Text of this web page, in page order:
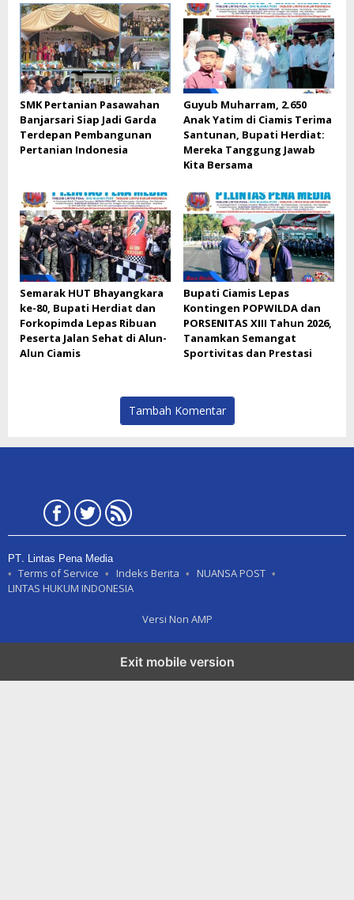
SMK Pertanian Pasawahan
Banjarsari Siap Jadi Garda
Terdepan Pembangunan
Pertanian Indonesia
Guyub Muharram, 2.650
Anak Yatim di Ciamis Terima
Santunan, Bupati Herdiat:
Mereka Tanggung Jawab
Kita Bersama
Semarak HUT Bhayangkara
ke-80, Bupati Herdiat dan
Forkopimda Lepas Ribuan
Peserta Jalan Sehat di Alun-
Alun Ciamis
Bupati Ciamis Lepas
Kontingen POPWILDA dan
PORSENITAS XIII Tahun 2026,
Tanamkan Semangat
Sportivitas dan Prestasi
Tambah Komentar
PT. Lintas Pena Media
Terms of Service Indeks Berita
NUANSA POST
LINTAS HUKUM INDONESIA
Versi Non AMP
Exit mobile version